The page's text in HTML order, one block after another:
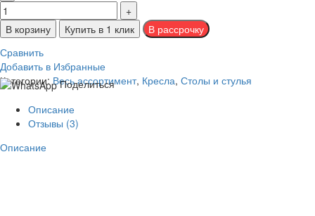
В корзину
Купить в 1 клик
Сравнить
Добавить в Избранные
Категории: Весь ассортимент, Кресла, Столы и стулья
Поделиться
Описание
Отзывы (3)
Описание